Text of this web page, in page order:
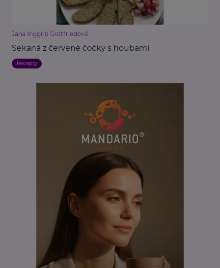
Jana Inggrid Gottfriedová
Sekaná z červené čočky s houbami
Recepty